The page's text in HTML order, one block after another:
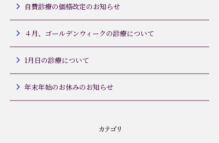
自費診療の価格改定のお知らせ
４月、ゴールデンウィークの診療について
1月日の診療について
年末年始のお休みのお知らせ
カテゴリ